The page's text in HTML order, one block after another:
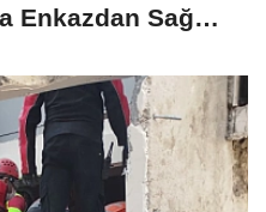
Enkazdan Sağ